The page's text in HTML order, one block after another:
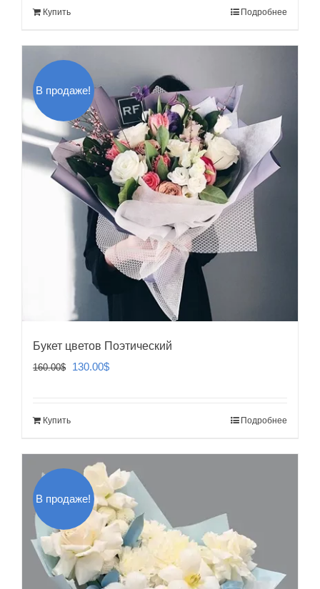
Купить Подробнее
В продаже!
Букет цветов Поэтический
160.00$
Первоначальная
130.00$Текущая
Купить Подробнее
В продаже!